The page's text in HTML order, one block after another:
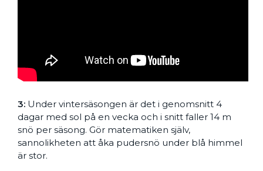
3: Under vintersäsongen är det i genomsnitt 4
dagar med sol på en vecka och i snitt faller 14 m
snö per säsong. Gör matematiken själv,
sannolikheten att åka pudersnö under blå himmel
är stor.